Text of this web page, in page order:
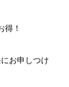
！
お申しつけ